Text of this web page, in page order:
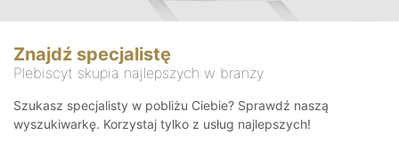
Znajdź specjalistę
Plebiscyt skupia najlepszych w branży
Szukasz specjalisty w pobliżu Ciebie? Sprawdź naszą
wyszukiwarkę. Korzystaj tylko z usług najlepszych!